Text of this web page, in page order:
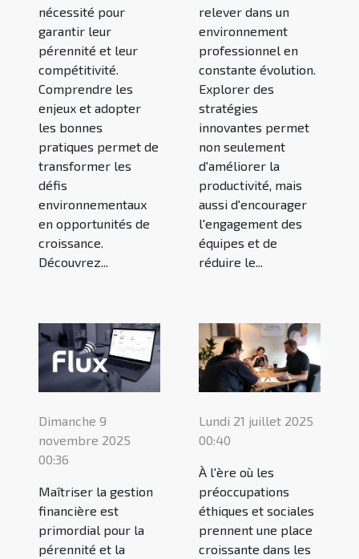
nécessité pour
garantir leur
pérennité et leur
compétitivité.
Comprendre les
enjeux et adopter
les bonnes
pratiques permet de
transformer les
défis
environnementaux
en opportunités de
croissance.
Découvrez...
relever dans un
environnement
professionnel en
constante évolution.
Explorer des
stratégies
innovantes permet
non seulement
d'améliorer la
productivité, mais
aussi d'encourager
l'engagement des
équipes et de
réduire le...
Dimanche 9
novembre 2025
00:36
Maîtriser la gestion
financière est
primordial pour la
pérennité et la
Lundi 21 juillet 2025
00:40
À l'ère où les
préoccupations
éthiques et sociales
prennent une place
croissante dans les